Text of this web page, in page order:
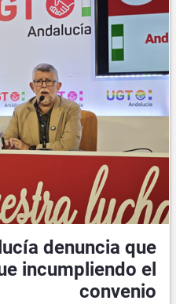
denuncia que
incumpliendo el
convenio